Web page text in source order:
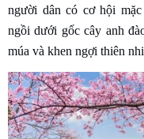
người dân có cơ hội
ngồi dưới gốc cây anh
múa và khen ngợi thiên